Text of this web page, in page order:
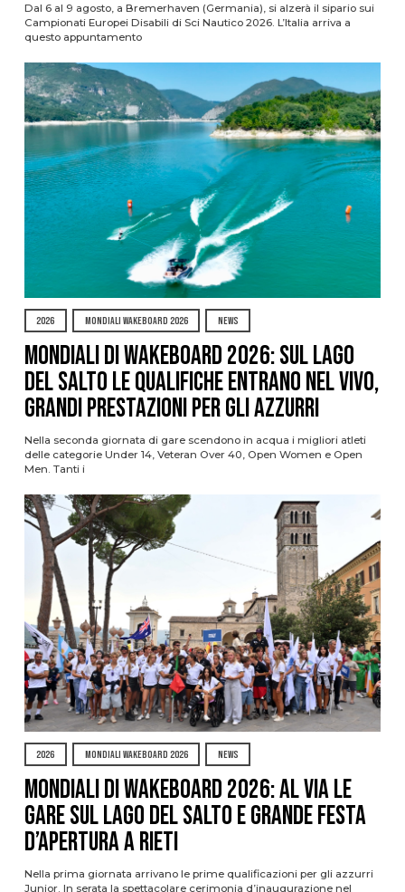
Dal 6 al 9 agosto, a Bremerhaven (Germania), si alzerà il sipario sui
Campionati Europei Disabili di Sci Nautico 2026. L’Italia arriva a
questo appuntamento
2026 MONDIALI WAKEBOARD 2026 NEWS
Mondiali di Wakeboard 2026: sul Lago
del Salto le qualifiche entrano nel vivo,
grandi prestazioni per gli azzurri
Nella seconda giornata di gare scendono in acqua i migliori atleti
delle categorie Under 14, Veteran Over 40, Open Women e Open
Men. Tanti i
2026 MONDIALI WAKEBOARD 2026 NEWS
Mondiali di Wakeboard 2026: al via le
gare sul Lago del Salto e grande festa
d’apertura a Rieti
Nella prima giornata arrivano le prime qualificazioni per gli azzurri
Junior. In serata la spettacolare cerimonia d’inaugurazione nel